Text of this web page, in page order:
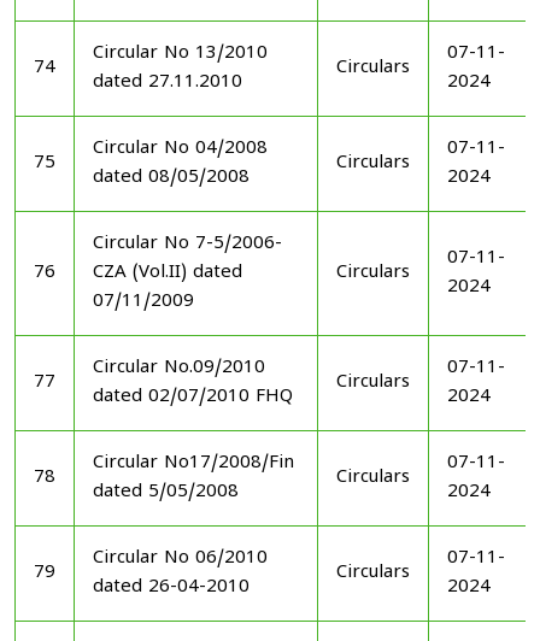
74
Circular No 13/2010
dated 27.11.2010
Circulars
07-11-
2024
75
Circular No 04/2008
dated 08/05/2008
Circulars
07-11-
2024
76
Circular No 7-5/2006-
CZA (Vol.II) dated
07/11/2009
Circulars
07-11-
2024
77
Circular No.09/2010
dated 02/07/2010 FHQ
Circulars
07-11-
2024
78
Circular No17/2008/Fin
dated 5/05/2008
Circulars
07-11-
2024
79
Circular No 06/2010
dated 26-04-2010
Circulars
07-11-
2024